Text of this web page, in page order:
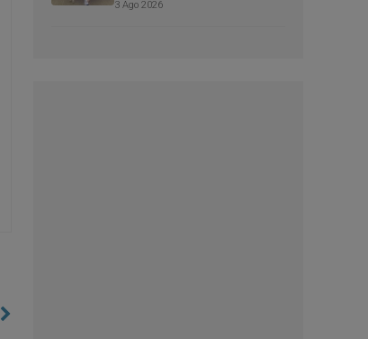
3 Ago 2026